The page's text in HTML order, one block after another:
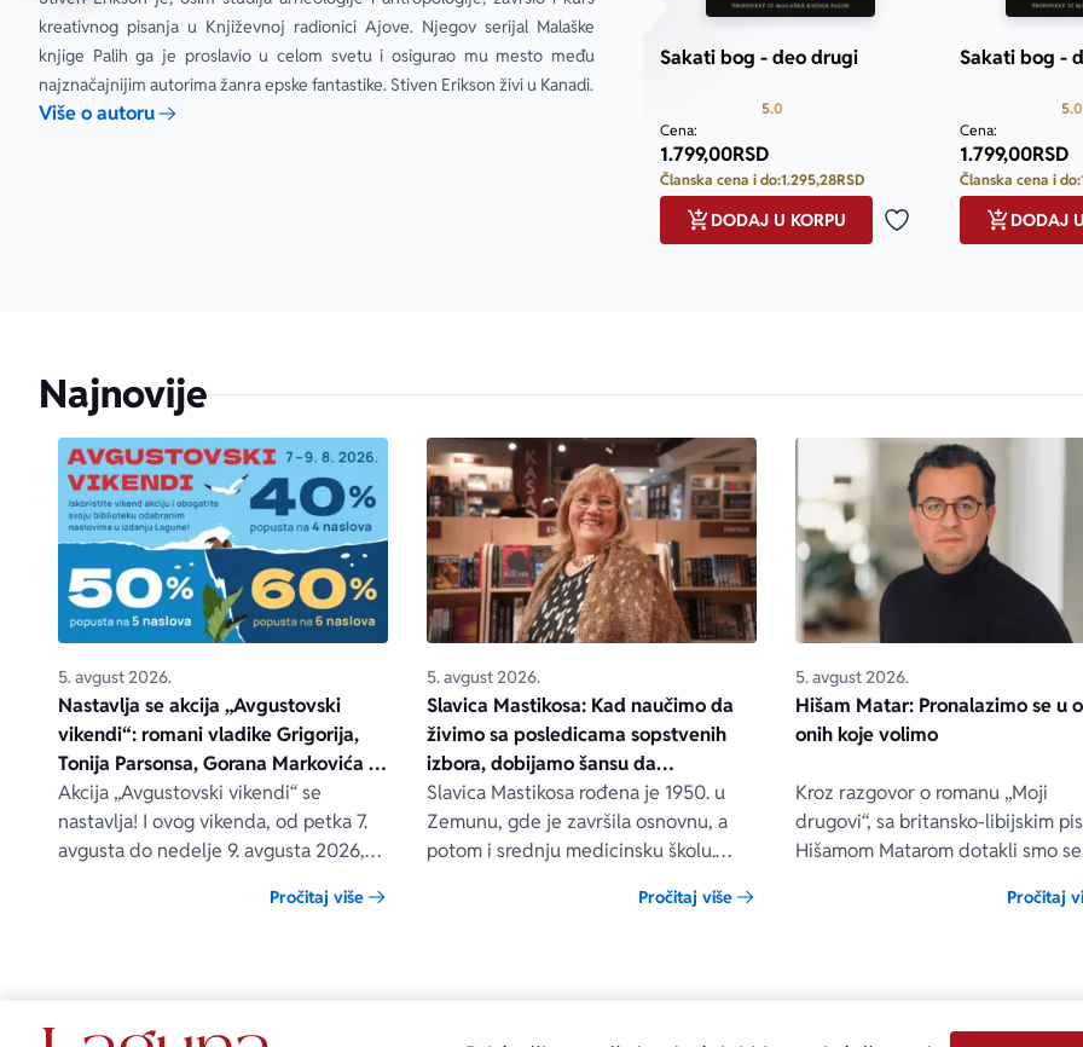
kreativnog pisanja u Književnoj radionici Ajove. Njegov serijal Malaške
knjige Palih ga je proslavio u celom svetu i osigurao mu mesto među
najznačajnijim autorima žanra epske fantastike. Stiven Erikson živi u Kanadi.
Više o autoru
Sakati bog - deo drugi
5.0
Cena:
1.799,00RSD
Članska cena i do:1.295,28RSD
Dodaj u omiljene
DODAJ U KORPU
Sakati bog -
5.0
Cena:
1.799,00RSD
Članska cena i do:
DODAJ
Najnovije
5. avgust 2026.
Nastavlja se akcija „Avgustovski
vikendi“: romani vladike Grigorija,
Tonija Parsonsa, Gorana Markovića i
drugih – na popustu od čak 40, 50 i
60%
Akcija „Avgustovski vikendi“ se
nastavlja! I ovog vikenda, od petka 7.
avgusta do nedelje 9. avgusta 2026,
odabrane Lagunine knjige, i to na
Pročitaj više
5. avgust 2026.
Slavica Mastikosa: Kad naučimo da
živimo sa posledicama sopstvenih
izbora, dobijamo šansu da
pronađemo mir
Slavica Mastikosa rođena je 1950. u
Zemunu, gde je završila osnovnu, a
potom i srednju medicinsku školu.
Frankfurtu na Majni. Do sada je izdala
Pročitaj više
5. avgust 2026.
Hišam Matar: Pronalazimo se u
onih koje volimo
Kroz razgovor o romanu „Moji
drugovi“, sa britansko-libijskim
Hišamom Matarom dotakli smo
danas znači biti čovek i koliko se
Pročitaj